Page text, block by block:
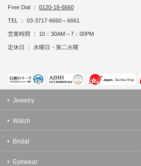
Free Dial ： 0120-18-6660
TEL ： 03-3717-6660～6661
営業時間 ： 10：30AM～7：00PM
定休日 ： 水曜日・第二火曜
Jewelry
Watch
Bridal
Eyewear